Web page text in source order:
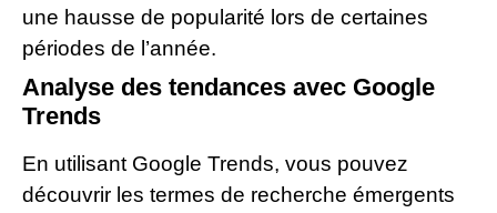
une hausse de popularité lors de certaines
périodes de l’année.
Analyse des tendances avec Google
Trends
En utilisant Google Trends, vous pouvez
découvrir les termes de recherche émergents